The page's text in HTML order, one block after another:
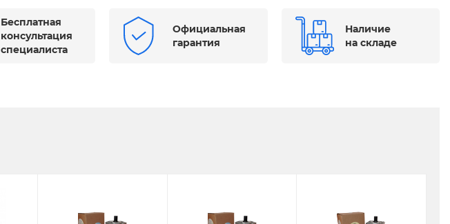
Бесплатная
консультация
специалиста
Официальная
гарантия
Наличие
на складе